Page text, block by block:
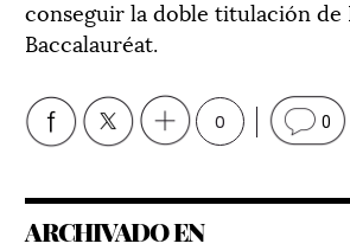
conseguir la doble titulación de
Baccalauréat.
0 0
ARCHIVADO EN